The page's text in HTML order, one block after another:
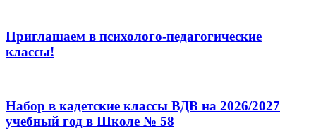
Приглашаем в психолого-педагогические
классы!
Набор в кадетские классы ВДВ на 2026/2027
учебный год в Школе № 58